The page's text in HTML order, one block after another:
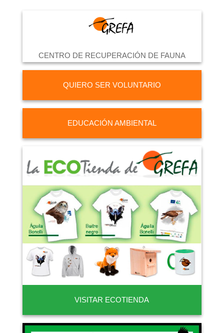
CENTRO DE RECUPERACIÓN DE FAUNA
QUIERO SER VOLUNTARIO
EDUCACIÓN AMBIENTAL
VISITAR ECOTIENDA